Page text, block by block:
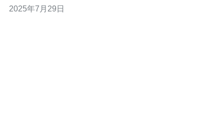
首选。以下是香港服务器托管的三大核心优势： 1. **地理
2025年7月29日